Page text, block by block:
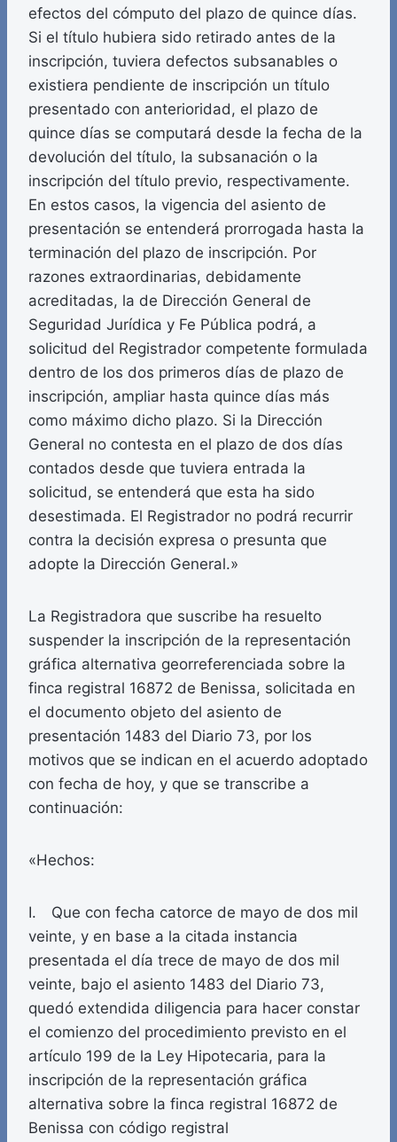
efectos del cómputo del plazo de quince días.
Si el título hubiera sido retirado antes de la
inscripción, tuviera defectos subsanables o
existiera pendiente de inscripción un título
presentado con anterioridad, el plazo de
quince días se computará desde la fecha de la
devolución del título, la subsanación o la
inscripción del título previo, respectivamente.
En estos casos, la vigencia del asiento de
presentación se entenderá prorrogada hasta la
terminación del plazo de inscripción. Por
razones extraordinarias, debidamente
acreditadas, la de Dirección General de
Seguridad Jurídica y Fe Pública podrá, a
solicitud del Registrador competente formulada
dentro de los dos primeros días de plazo de
inscripción, ampliar hasta quince días más
como máximo dicho plazo. Si la Dirección
General no contesta en el plazo de dos días
contados desde que tuviera entrada la
solicitud, se entenderá que esta ha sido
desestimada. El Registrador no podrá recurrir
contra la decisión expresa o presunta que
adopte la Dirección General.»
La Registradora que suscribe ha resuelto
suspender la inscripción de la representación
gráfica alternativa georreferenciada sobre la
finca registral 16872 de Benissa, solicitada en
el documento objeto del asiento de
presentación 1483 del Diario 73, por los
motivos que se indican en el acuerdo adoptado
con fecha de hoy, y que se transcribe a
continuación:
«Hechos:
I. Que con fecha catorce de mayo de dos mil
veinte, y en base a la citada instancia
presentada el día trece de mayo de dos mil
veinte, bajo el asiento 1483 del Diario 73,
quedó extendida diligencia para hacer constar
el comienzo del procedimiento previsto en el
artículo 199 de la Ley Hipotecaria, para la
inscripción de la representación gráfica
alternativa sobre la finca registral 16872 de
Benissa con código registral